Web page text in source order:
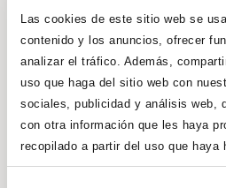
Las cookies de este sitio web se
contenido y los anuncios, ofrecer
analizar el tráfico. Además,
uso que haga del sitio web con
sociales, publicidad y análisis web,
con otra información que les haya
recopilado a partir del uso que haya
¡Sorteamos 2 sets del
bomberos de Playmobil!